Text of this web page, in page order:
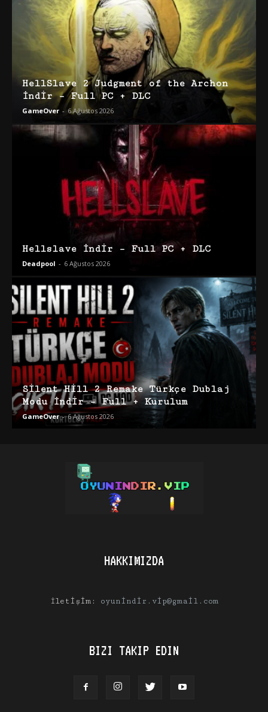
HellSlave 2 Judgment of the Archon
İndir – Full PC + DLC
GameOver - 6 Ağustos 2026
Hellslave İndir – Full PC + DLC
Deadpool - 6 Ağustos 2026
Silent Hill 2 Remake Türkçe Dublaj
Modu İndir – Full + Kurulum
GameOver - 6 Ağustos 2026
HAKKIMIZDA
İletişim: oyunindir.vip@gmail.com
BIZI TAKIP EDIN